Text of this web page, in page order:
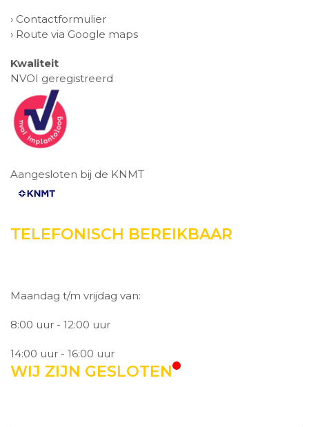
› Contactformulier
› Route via Google maps
Kwaliteit
NVOI geregistreerd
Aangesloten bij de KNMT
TELEFONISCH BEREIKBAAR
Maandag t/m vrijdag van:
8:00 uur - 12:00 uur
14:00 uur - 16:00 uur
WIJ ZIJN GESLOTEN